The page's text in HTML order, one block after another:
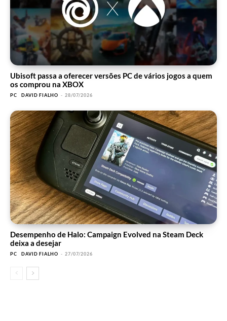
Ubisoft passa a oferecer versões PC de vários jogos a quem
os comprou na XBOX
PC DAVID FIALHO - 28/07/2026
Desempenho de Halo: Campaign Evolved na Steam Deck
deixa a desejar
PC DAVID FIALHO - 27/07/2026